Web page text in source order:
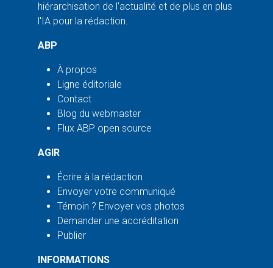
hiérarchisation de l'actualité et de plus en plus
l'IA pour la rédaction.
ABP
À propos
Ligne éditoriale
Contact
Blog du webmaster
Flux ABP open source
AGIR
Écrire à la rédaction
Envoyer votre communiqué
Témoin ? Envoyer vos photos
Demander une accréditation
Publier
INFORMATIONS